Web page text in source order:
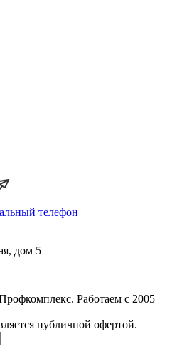
телефон
дом 5
Работаем с 2005
публичной офертой.